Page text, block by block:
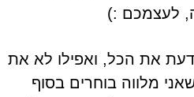
לעצמכם :)
את הכל, ואפילו לא את
מלווה בוחרים בסוף